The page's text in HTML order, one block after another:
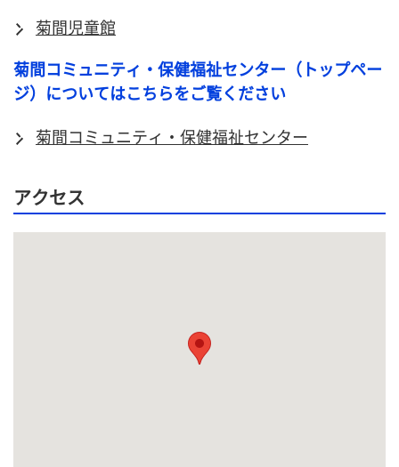
菊間児童館
菊間コミュニティ・保健福祉センター（トップペー
ジ）についてはこちらをご覧ください
菊間コミュニティ・保健福祉センター
アクセス